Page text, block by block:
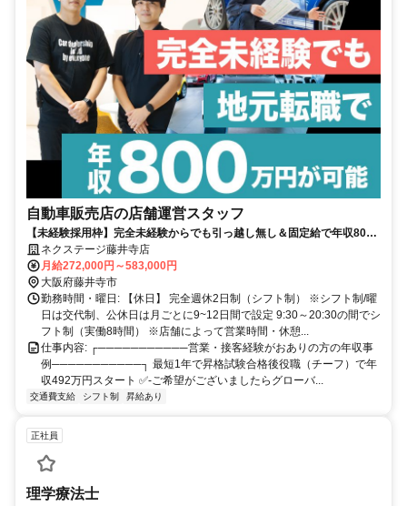
自動車販売店の店舗運営スタッフ
【未経験採用枠】完全未経験からでも引っ越し無し＆固定給で年収800
万円を目指せる✨20～30代活躍中✨賞与年4回❗✨年間休日120日+有給休
暇5日✨
ネクステージ藤井寺店
月給272,000円～583,000円
大阪府藤井寺市
勤務時間・曜日: 【休日】 完全週休2日制（シフト制） ※シフト制/曜
日は交代制、公休日は月ごとに9~12日間で設定 9:30～20:30の間でシ
フト制（実働8時間） ※店舗によって営業時間・休憩...
仕事内容: ┌───────────営業・接客経験がおありの方の年収事
例───────────┐ 最短1年で昇格試験合格後役職（チーフ）で年
収492万円スタート ✅-ご希望がございましたらグローバ...
交通費支給 シフト制 昇給あり
正社員
理学療法士